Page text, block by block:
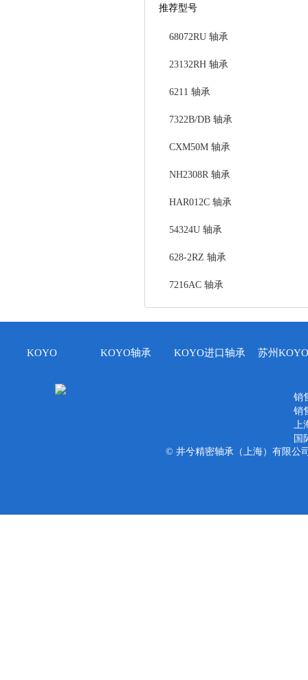
推荐型号
68072RU 轴承
23132RH 轴承
6211 轴承
7322B/DB 轴承
CXM50M 轴承
NH2308R 轴承
HAR012C 轴承
54324U 轴承
628-2RZ 轴承
7216AC 轴承
KOYO KOYO轴承 KOYO进口轴承 苏州
销
销
上
国
© 井兮精密轴承（上海）有限公